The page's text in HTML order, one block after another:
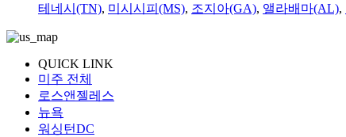
테네시(TN), 미시시피(MS), 조지아(GA), 앨라배마(AL),
QUICK LINK
미주 전체
로스앤젤레스
뉴욕
워싱턴DC